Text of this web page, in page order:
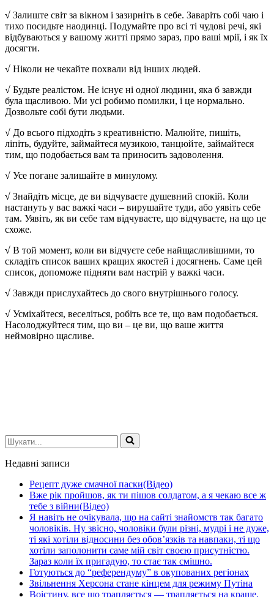
√ Залиште світ за вікном і зазирніть в себе. Заваріть собі чаю і
тихо посидьте наодинці. Подумайте про всі ті чудові речі, які
відбуваються у вашому житті прямо зараз, про ваші мрії, і як їх
досягти.
√ Ніколи не чекайте похвали від інших людей.
√ Будьте реалістом. Не існує ні одної людини, яка б завжди
була щасливою. Ми усі робимо помилки, і це нормально.
Дозвольте собі бути людьми.
√ До всього підходіть з креативністю. Малюйте, пишіть,
ліпіть, будуйте, займайтеся музикою, танцюйте, займайтеся
тим, що подобається вам та приносить задоволення.
√ Усе погане залишайте в минулому.
√ Знайдіть місце, де ви відчуваєте душевний спокій. Коли
настануть у вас важкі часи – вирушайте туди, або уявіть себе
там. Уявіть, як ви себе там відчуваєте, що відчуваєте, на що це
схоже.
√ В той момент, коли ви відчуєте себе найщасливішими, то
складіть список ваших кращих якостей і досягнень. Саме цей
список, допоможе підняти вам настрій у важкі часи.
√ Завжди прислухайтесь до свого внутрішнього голосу.
√ Усміхайтеся, веселіться, робіть все те, що вам подобається.
Насолоджуйтеся тим, що ви – це ви, що ваше життя
неймовірно щасливе.
Шукати...
Недавні записи
Рецепт дуже смачної паски(Відео)
Вже рік пройшов, як ти пішов солдатом, а я чекаю все ж
тебе з війни(Відео)
Я навіть не очікувала, що на сайті знайомств так багато
чоловіків. Ну звісно, чоловіки були різні, мудрі і не дуже,
ті які хотіли відносини без обов’язків та навпаки, ті що
хотіли заполонити саме мій світ своєю присутністю.
Зараз коли їх пригадую, то стає так смішно.
Готуються до “референдуму” в окупованих регіонах
Звільнення Херсона стане кінцем для режиму Путіна
Воістину, все що трапляється — трапляється на краще.